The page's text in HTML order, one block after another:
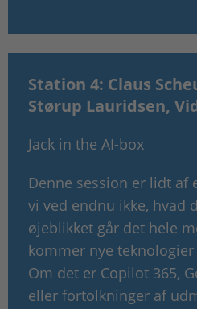
Station 4: Claus
Størup Lauridsen,
Jack in the AI-box
Denne session er lidt af
vi ved endnu ikke, hvad
øjeblikket går det hele
kommer nye
Om det er Copilot 365,
eller fortolkninger af